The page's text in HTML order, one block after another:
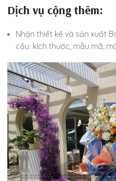
Dịch vụ cộng thêm:
Nhận thiết kế và sản xuất
cầu: kích thước, mẫu mã,